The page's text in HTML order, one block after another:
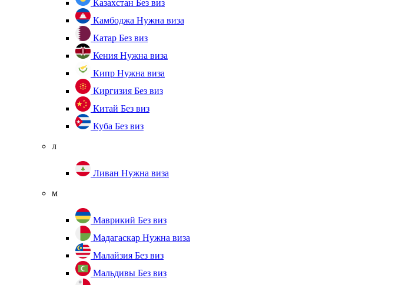
Казахстан Без виз
Камбоджа Нужна виза
Катар Без виз
Кения Нужна виза
Кипр Нужна виза
Киргизия Без виз
Китай Без виз
Куба Без виз
л
Ливан Нужна виза
м
Маврикий Без виз
Мадагаскар Нужна виза
Малайзия Без виз
Мальдивы Без виз